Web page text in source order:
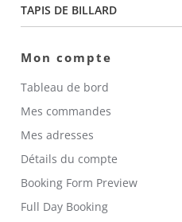
TAPIS DE BILLARD
Mon compte
Tableau de bord
Mes commandes
Mes adresses
Détails du compte
Booking Form Preview
Full Day Booking